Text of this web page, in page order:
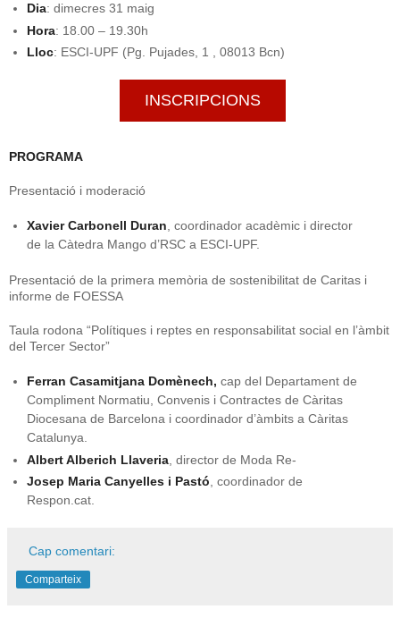
Dia: dimecres 31 maig
Hora: 18.00 – 19.30h
Lloc: ESCI-UPF (Pg. Pujades, 1 , 08013 Bcn)
INSCRIPCIONS
PROGRAMA
Presentació i moderació
Xavier Carbonell Duran , coordinador acadèmic i director
de la Càtedra Mango d’RSC a ESCI-UPF.
Presentació de la primera memòria de sostenibilitat de Caritas i
informe de FOESSA
Taula rodona “Polítiques i reptes en responsabilitat social en l’àmbit
del Tercer Sector”
Ferran Casamitjana Domènech, cap del Departament de
Compliment Normatiu, Convenis i Contractes de Càritas
Diocesana de Barcelona i coordinador d’àmbits a Càritas
Catalunya.
Albert Alberich Llaveria , director de Moda Re-
Josep Maria Canyelles i Pastó , coordinador de
Respon.cat.
Cap comentari:
Comparteix